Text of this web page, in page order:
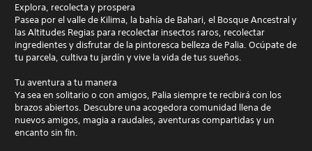
Explora, recolecta y prospera
Pasea por el valle de Kilima, la bahía de Bahari, el Bosque Ancestral y
las Altitudes Regias para recolectar insectos raros, recolectar
ingredientes y disfrutar de la pintoresca belleza de Palia. Ocúpate de
tu parcela, cultiva tu jardín y vive la vida de tus sueños.
Tu aventura a tu manera
Ya sea en solitario o con amigos, Palia siempre te recibirá con los
brazos abiertos. Descubre una acogedora comunidad llena de
nuevos amigos, magia a raudales, aventuras compartidas y un
encanto sin fin.